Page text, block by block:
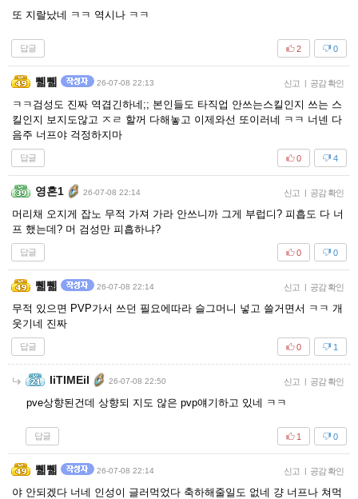
또 지랄났네 ㅋㅋ 역시나 ㅋㅋ
답글 0
2
쀏쀏 26-07-08 22:13 신고 | 공감 확인
ㅋㅋ검성도 진짜 역겹긴하네;; 본인들도 타직업 안쓰는스킬인지 쓰는 스
킬인지 보지도않고 ㅈㄹ 할꺼 다해놓고 이제와선 또이러네 ㅋㅋ 너넨 다
음주 너프야 걱정하지마
답글 4
0
영혼1 26-07-08 22:14 신고 | 공감 확인
머리채 오지게 잡노 무적 가져 가라 안쓰니까 그게 부럽디? 피흡도 다 너
프 했는데? 머 검성만 피흡하냐?
답글 0
0
쀏쀏 26-07-08 22:14 신고 | 공감 확인
무적 있으면 PVP가서 쓰던 필요에따라 슬그머니 넣고 쓸거면서 ㅋㅋ 개
웃기네 진짜
답글 1
0
IiTIMEiI 26-07-08 22:50 신고 | 공감 확인
pve상향된건데 상향되 지도 않은 pvp얘기하고 있네 ㅋㅋ
답글 0
1
쀏쀏 26-07-08 22:14 신고 | 공감 확인
야 안되겠다 너네 인성이 글러먹었다 축하해줄일도 없네 걍 너프나 쳐먹